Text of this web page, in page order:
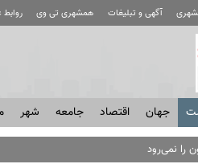
آگهی و تبلیغات همشهری تی وی
جهان اقتصاد جامعه شهر
را نمی‌رود